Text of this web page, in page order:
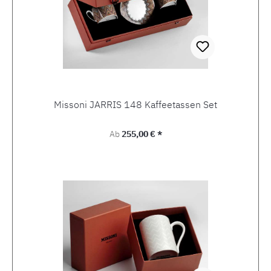
Missoni JARRIS 148 Kaffeetassen Set
Regulärer Preis:
Ab255,00 € *